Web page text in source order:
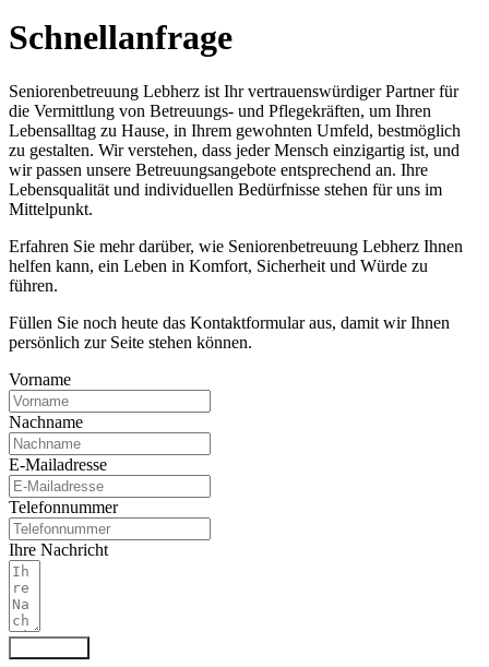
Schnell­anfrage
Seniorenbetreuung Lebherz ist Ihr vertrauenswürdiger Partner für
die Vermittlung von Betreuungs- und Pflegekräften, um Ihren
Lebensalltag zu Hause, in Ihrem gewohnten Umfeld, bestmöglich
zu gestalten. Wir verstehen, dass jeder Mensch einzigartig ist, und
wir passen unsere Betreuungsangebote entsprechend an. Ihre
Lebensqualität und individuellen Bedürfnisse stehen für uns im
Mittelpunkt.
Erfahren Sie mehr darüber, wie Seniorenbetreuung Lebherz Ihnen
helfen kann, ein Leben in Komfort, Sicherheit und Würde zu
führen.
Füllen Sie noch heute das Kontaktformular aus, damit wir Ihnen
persönlich zur Seite stehen können.
Vorname
Nachname
E-Mailadresse
Telefonnummer
Ihre Nachricht